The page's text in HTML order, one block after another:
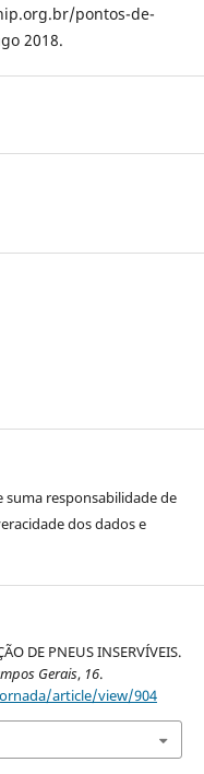
pontos-de-
2018.
suma responsabilidade de
dos dados e
DE PNEUS INSERVÍVEIS.
Gerais, 16.
article/view/904